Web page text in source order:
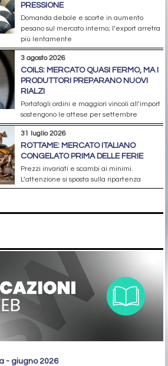
PRESSIONE
Domanda debole e scorte in aumento
pesano sul mercato interno; l’export arretra
più lentamente
3 agosto 2026
COILS: MERCATO QUASI FERMO, MA I
PRODUTTORI PREPARANO NUOVI
RIALZI
Portafogli ordini e maggiori vincoli all’import
sostengono le attese per settembre
31 luglio 2026
ROTTAME: MERCATO ITALIANO
CONGELATO PRIMA DELLE FERIE
Prezzi invariati e scambi ai minimi.
L’attenzione si sposta sulla ripartenza
- giugno 2026